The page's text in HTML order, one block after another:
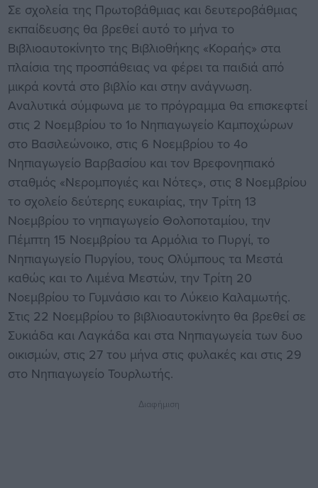
Σε σχολεία της Πρωτοβάθμιας και δευτεροβάθμιας
εκπαίδευσης θα βρεθεί αυτό το μήνα το
Βιβλιοαυτοκίνητο της Βιβλιοθήκης «Κοραής» στα
πλαίσια της προσπάθειας να φέρει τα παιδιά από
μικρά κοντά στο βιβλίο και στην ανάγνωση.
Αναλυτικά σύμφωνα με το πρόγραμμα θα επισκεφτεί
στις 2 Νοεμβρίου το 1ο Νηπιαγωγείο Καμποχώρων
στο Βασιλεώνοικο, στις 6 Νοεμβρίου το 4ο
Νηπιαγωγείο Βαρβασίου και τον Βρεφονηπιακό
σταθμός «Νερομπογιές και Νότες», στις 8 Νοεμβρίου
το σχολείο δεύτερης ευκαιρίας, την Τρίτη 13
Νοεμβρίου το νηπιαγωγείο Θολοποταμίου, την
Πέμπτη 15 Νοεμβρίου τα Αρμόλια το Πυργί, το
Νηπιαγωγείο Πυργίου, τους Ολύμπους τα Μεστά
καθώς και το Λιμένα Μεστών, την Τρίτη 20
Νοεμβρίου το Γυμνάσιο και το Λύκειο Καλαμωτής.
Στις 22 Νοεμβρίου το βιβλιοαυτοκίνητο θα βρεθεί σε
Συκιάδα και Λαγκάδα και στα Νηπιαγωγεία των δυο
οικισμών, στις 27 του μήνα στις φυλακές και στις 29
στο Νηπιαγωγείο Τουρλωτής.
Διαφήμιση